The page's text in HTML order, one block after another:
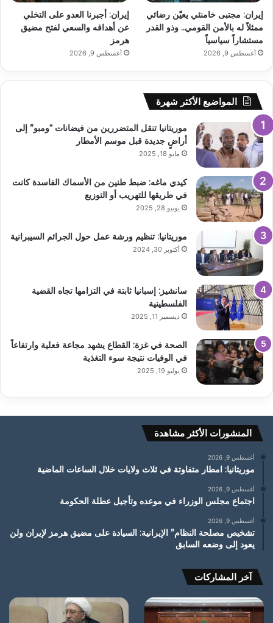
إيران: مجتبى خامنئي يعيّن رضائي
ممثلاً له بالأمن القومي.. وذو القدر
مستشاراً سياسياً
أغسطس 9, 2026
إيران: أجبرنا العدو على التخلي
عن أهدافه والسعي لفتح مضيق
هرمز
أغسطس 9, 2026
المواضيع الأكثر شهرة
موريتانيا تنقل المتضررين من فيضانات “ومبو” إلى
أراضٍ جديدة قبل موسم الأمطار
مايو 18, 2025
كيدي ماغه: ضبط طنين من الأسماك الفاسدة كانت
في طريقها للتهريب أو التوزيع
يونيو 28, 2025
موريتانيا: تنظيم ورشة عمل حول الجرائم السيبرانية
أكتوبر 30, 2024
سانشيز: إسبانيا ثابتة في التزامها تجاه القضية
الفلسطينية
ديسمبر 11, 2025
الصحة في غزة: القطاع يشهد مجاعة فعلية وارتفاعاً
في الوفيات نتيجة سوء التغذية
يوليو 19, 2025
المنشورات الأكثر مشاهدة
أغسطس 9, 2026
موريتانيا: امطار متفاوتة في ثلاث ولايات خلال الساعات الماضية
أغسطس 9, 2026
اجتماع مجلس الوزراء في موعده وتأجيل عطلة الحكومة
أغسطس 9, 2026
تشخيص مصلحة النظام” الإيرانية: السيادة على مضيق هرمز لإيران ولن
يعود إلى وضعه السابق
آخر المشاركات